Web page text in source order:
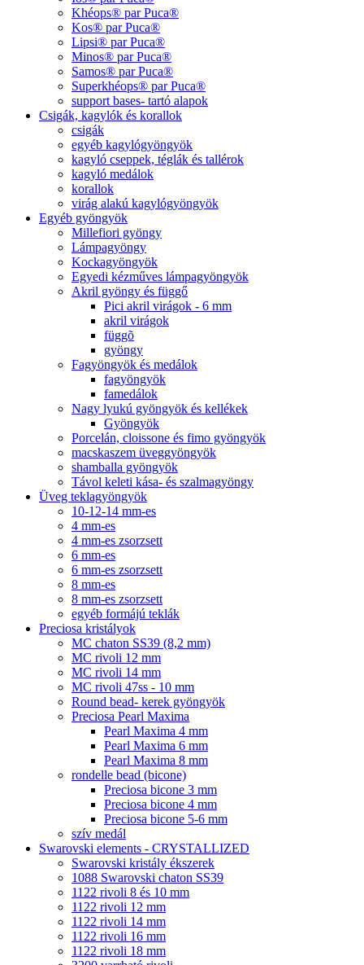
Khéops® par Puca®
Kos® par Puca®
Lipsi® par Puca®
Minos® par Puca®
Samos® par Puca®
Superkhéops® par Puca®
support bases- tartó alapok
Csigák, kagylók és korallok
csigák
egyéb kagylógyöngyök
kagyló cseppek, téglák és tallérok
kagyló medálok
korallok
virág alakú kagylógyöngyök
Egyéb gyöngyök
Millefiori gyöngy
Lámpagyöngy
Kockagyöngyök
Egyedi kézműves lámpagyöngyök
Akril gyöngy és függő
Pici akril virágok - 6 mm
akril virágok
függõ
gyöngy
Fagyöngyök és medálok
fagyöngyök
famedálok
Nagy lyukú gyöngyök és kellékek
Gyöngyök
Porcelán, cloissone és fimo gyöngyök
macskaszem üveggyöngyök
shamballa gyöngyök
Távol keleti kása- és szalmagyöngy
Üveg teklagyöngyök
10-12-14 mm-es
4 mm-es
4 mm-es zsorzsett
6 mm-es
6 mm-es zsorzsett
8 mm-es
8 mm-es zsorzsett
egyéb formájú teklák
Preciosa kristályok
MC chaton SS39 (8,2 mm)
MC rivoli 12 mm
MC rivoli 14 mm
MC rivoli 47ss - 10 mm
Round bead- kerek gyöngyök
Preciosa Pearl Maxima
Pearl Maxima 4 mm
Pearl Maxima 6 mm
Pearl Maxima 8 mm
rondelle bead (bicone)
Preciosa bicone 3 mm
Preciosa bicone 4 mm
Preciosa bicone 5-6 mm
szív medál
Swarovski elements - CRYSTALLIZED
Swarovski kristály ékszerek
1088 Swarovski chaton SS39
1122 rivoli 8 és 10 mm
1122 rivoli 12 mm
1122 rivoli 14 mm
1122 rivoli 16 mm
1122 rivoli 18 mm